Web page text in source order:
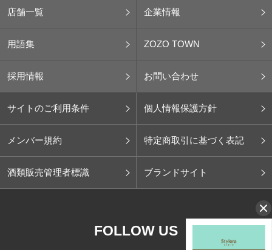
店舗一覧 企業情報
用語集 ZOZO TOWN
採用情報 お問い合わせ
サイトのご利用条件 個人情報保護方針
メンバー規約 特定商取引に基づく表記
酒類販売管理者標識 ブランドサイト
FOLLOW US